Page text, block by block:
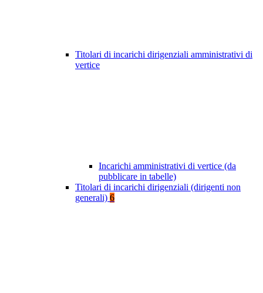
Titolari di incarichi dirigenziali amministrativi di
vertice
Incarichi amministrativi di vertice (da
pubblicare in tabelle)
Titolari di incarichi dirigenziali (dirigenti non
generali) 6